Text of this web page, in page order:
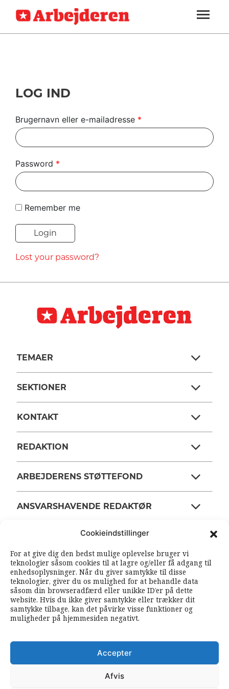
Cookieindstillinger
For at give dig den bedst mulige oplevelse bruger vi
teknologier såsom cookies til at lagre og/eller få adgang til
enhedsoplysninger. Når du giver samtykke til disse
teknologier, giver du os mulighed for at behandle data
såsom din browseradfærd eller unikke ID’er på dette
website. Hvis du ikke giver samtykke eller trækker dit
samtykke tilbage, kan det påvirke visse funktioner og
muligheder på hjemmesiden negativt.
Accepter
Afvis
SEKTIONER
ARBEJDEREN
MENER
UDLAND
DEBAT
TIL
NAVNE
HISTORIE
TEORI
SOUNDCLOUD
ABONNER
LOG IND
LOG IND
Brugernavn eller e-mailadresse *
Password *
Remember me
Lost your password?
TEMAER
SEKTIONER
KONTAKT
REDAKTION
ARBEJDERENS STØTTEFOND
ANSVARSHAVENDE REDAKTØR
SOUNDCLOUD RSS FEEDS
FØLG ARBEJDEREN